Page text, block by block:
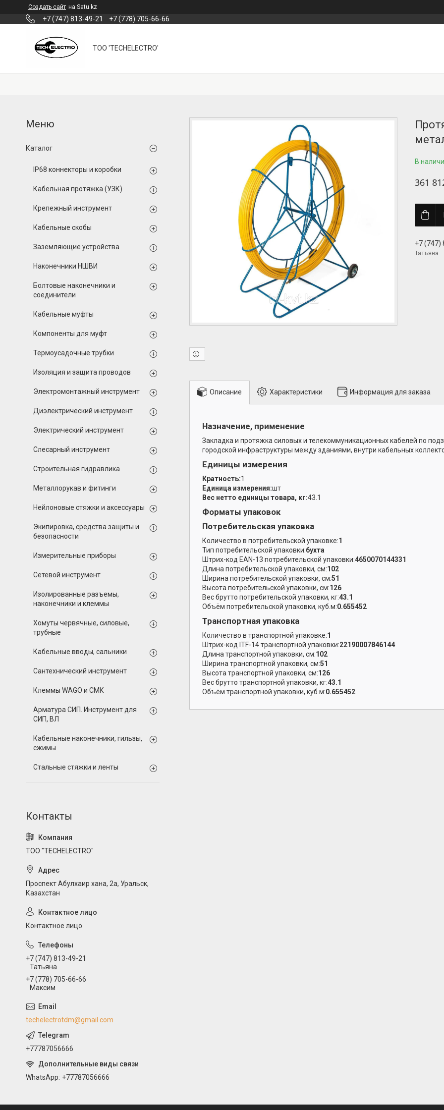
Создать сайт на Satu.kz
+7 (747) 813-49-21 +7 (778) 705-66-66
ТОО 'TECHELECTRO'
В
361
+7 (747)
Татьяна
Описание Характеристики Информация для заказа
Назначение, применение
Закладка и протяжка силовых и телекоммуникационных кабелей по
городской инфраструктуры между зданиями, внутри кабельных
Единицы измерения
Кратность:1
Единица измерения:шт
Вес нетто единицы товара, кг:43.1
Форматы упаковок
Потребительская упаковка
Количество в потребительской упаковке:1
Тип потребительской упаковки:бухта
Штрих-код EAN-13 потребительской упаковки:4650070144331
Длина потребительской упаковки, см:102
Ширина потребительской упаковки, см:51
Высота потребительской упаковки, см:126
Вес брутто потребительской упаковки, кг:43.1
Объём потребительской упаковки, куб.м:0.655452
Транспортная упаковка
Количество в транспортной упаковке:1
Штрих-код ITF-14 транспортной упаковки:22190007846144
Длина транспортной упаковки, см:102
Ширина транспортной упаковки, см:51
Высота транспортной упаковки, см:126
Вес брутто транспортной упаковки, кг:43.1
Объём транспортной упаковки, куб.м:0.655452
Каталог
IP68 коннекторы и коробки
Кабельная протяжка (УЗК)
Крепежный инструмент
Кабельные скобы
Заземляющие устройства
Наконечники НШВИ
Болтовые наконечники и
соединители
Кабельные муфты
Компоненты для муфт
Термоусадочные трубки
Изоляция и защита проводов
Электромонтажный инструмент
Диэлектрический инструмент
Электрический инструмент
Слесарный инструмент
Строительная гидравлика
Металлорукав и фитинги
Нейлоновые стяжки и аксессуары
Экипировка, средства защиты и
безопасности
Измерительные приборы
Сетевой инструмент
Изолированные разъемы,
наконечники и клеммы
Хомуты червячные, силовые,
трубные
Кабельные вводы, сальники
Сантехнический инструмент
Клеммы WAGO и СМК
Арматура СИП. Инструмент для
СИП, ВЛ
Кабельные наконечники, гильзы,
сжимы
Стальные стяжки и ленты
ТОО "TECHELECTRO"
Проспект Абулхаир хана, 2а, Уральск,
Казахстан
Контактное лицо
+7 (747) 813-49-21
Татьяна
+7 (778) 705-66-66
Максим
techelectrotdm@gmail.com
+77787056666
WhatsApp +77787056666